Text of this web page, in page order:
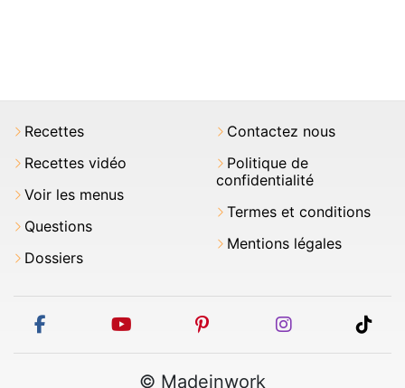
Recettes
Recettes vidéo
Voir les menus
Questions
Dossiers
Contactez nous
Politique de
confidentialité
Termes et conditions
Mentions légales
facebook youtube pinterest instagram
© Madeinwork